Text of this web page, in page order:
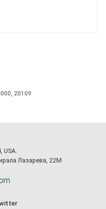
20109
USA.
Лазарева, 22М